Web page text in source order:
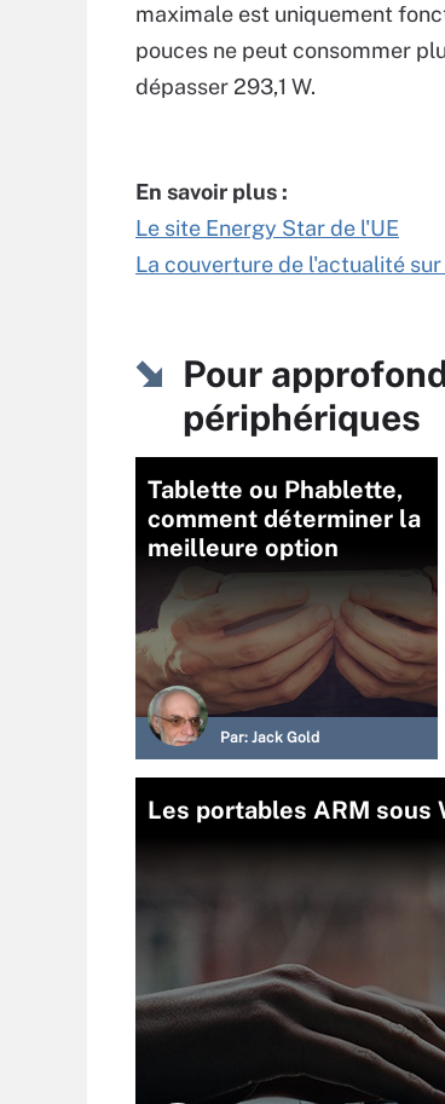
maximale est uniquement
pouces ne peut consommer
dépasser 293,1 W.
En savoir plus :
Le site Energy Star de l'UE
La couverture de l'actualité
Pour
périphériques
Tablette ou Phablette,
comment déterminer la
meilleure option
Par: Jack Gold
Les portables ARM sous